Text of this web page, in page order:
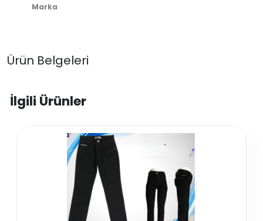
Marka
Ürün Belgeleri
İlgili Ürünler